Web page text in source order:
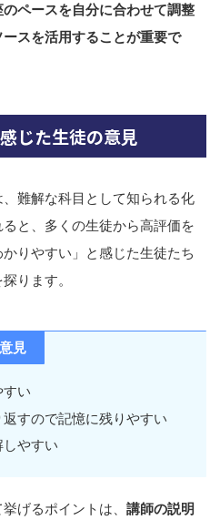
ペースを自分に合わせて調整
スを活用することが重要で
じた生徒の意見
難解な科目として知られる化
と、多くの生徒から高評価を
りやすい」と感じた生徒たち
ります。
見
い
すので記憶に残りやすい
やすい
げるポイントは、 講師の説明